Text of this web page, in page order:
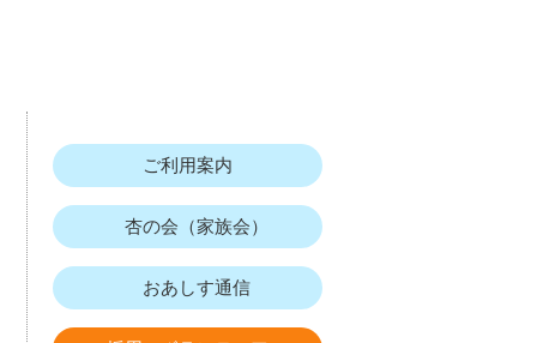
ご利用案内
杏の会（家族会）
おあしす通信